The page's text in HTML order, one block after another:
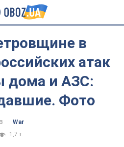
в
атак
дома и АЗС:
Фото
War
1,7 т.